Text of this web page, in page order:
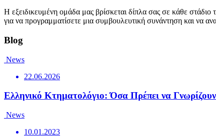
Η εξειδικευμένη ομάδα μας βρίσκεται δίπλα σας σε κάθε
για να προγραμματίσετε μια συμβουλευτική συνάντηση και να
Blog
News
22.06.2026
Ελληνικό Κτηματολόγιο: Όσα Πρέπει να
News
10.01.2023